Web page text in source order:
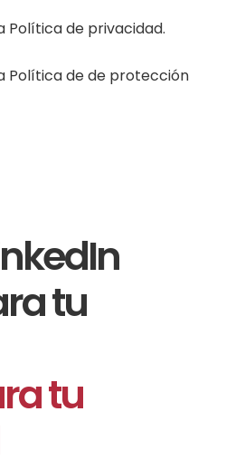
Política de privacidad.
Política de de protección
tu
tu